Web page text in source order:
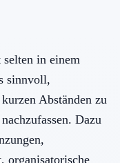
in einem
sinnvoll,
Abständen zu
Dazu
organisatorische